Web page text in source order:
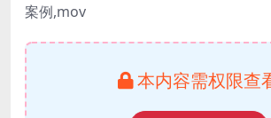
案例,mov
本内容需权限查